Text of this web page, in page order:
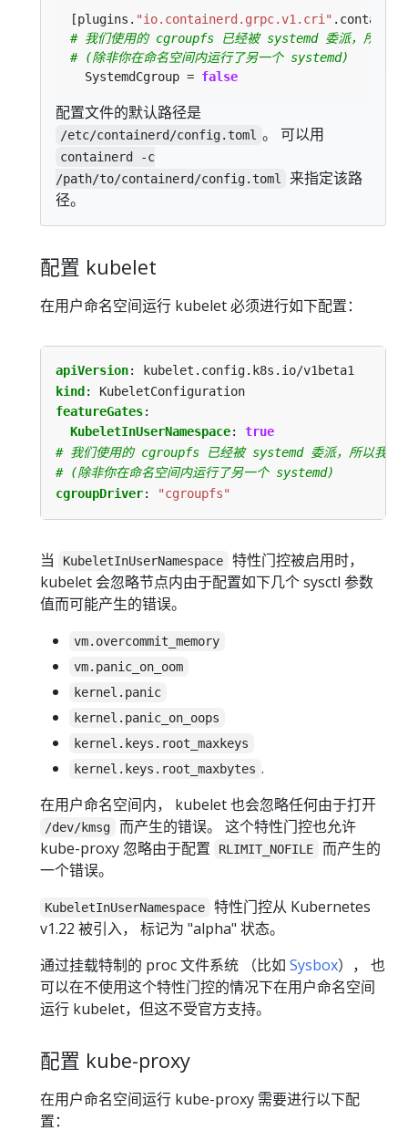
[plugins. "io.containerd.grpc.v1.cri"
# 我们使用的 cgroupfs 已经被 systemd 委派，所以我
# (除非你在命名空间内运行了另一个 systemd)
  SystemdCgroup =
false
配置文件的默认路径是
/etc/containerd/config.toml 。 可以用
containerd -c
/path/to/containerd/config.toml
来指定该路
径。
配置 kubelet
在用户命名空间运行 kubelet 必须进行如下配置：
apiVersion:
kubelet.config.k8s.io/v1beta1
kind :
KubeletConfiguration
featureGates:
KubeletInUserNamespace:
true
# 我们使用的 cgroupfs 已经被 systemd 委派，所以我们
# (除非你在命名空间内运行了另一个 systemd)
cgroupDriver: "cgroupfs"
当 KubeletInUserNamespace
特性门控被启用时，
kubelet 会忽略节点内由于配置如下几个 sysctl 参数
值而可能产生的错误。
vm.overcommit_memory
vm.panic_on_oom
kernel.panic
kernel.panic_on_oops
kernel.keys.root_maxkeys
kernel.keys.root_maxbytes .
在用户命名空间内， kubelet 也会忽略任何由于打开
/dev/kmsg
而产生的错误。 这个特性门控也允许
kube-proxy 忽略由于配置
RLIMIT_NOFILE
而产生的
一个错误。
KubeletInUserNamespace
特性门控从 Kubernetes
v1.22 被引入， 标记为 "alpha" 状态。
通过挂载特制的 proc 文件系统 （比如 Sysbox）， 也
可以在不使用这个特性门控的情况下在用户命名空间
运行 kubelet，但这不受官方支持。
配置 kube-proxy
在用户命名空间运行 kube-proxy 需要进行以下配
置：